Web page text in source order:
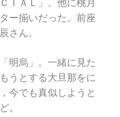
ＩＡＬ」。他に桃月
ー揃いだった。前座
さん。
明烏」。一緒に見た
うとする大旦那をに
今でも真似しようと
。